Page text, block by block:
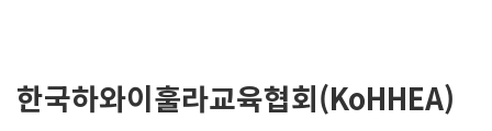
한국하와이훌라교육협회(KoHHEA)